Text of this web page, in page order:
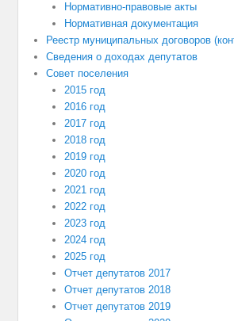
Нормативно-правовые акты
Нормативная документация
Реестр муниципальных договоров
Сведения о доходах депутатов
Совет поселения
2015 год
2016 год
2017 год
2018 год
2019 год
2020 год
2021 год
2022 год
2023 год
2024 год
2025 год
Отчет депутатов 2017
Отчет депутатов 2018
Отчет депутатов 2019